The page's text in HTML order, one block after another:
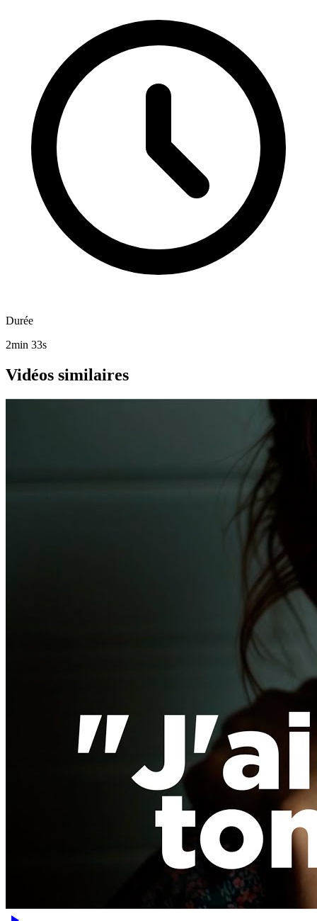
Durée
2min 33s
Vidéos similaires